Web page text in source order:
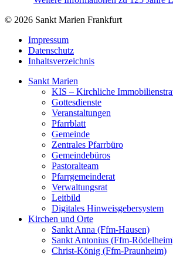
© 2026 Sankt Marien Frankfurt
Impressum
Datenschutz
Inhaltsverzeichnis
Sankt Marien
KIS – Kirchliche
Gottesdienste
Veranstaltungen
Pfarrblatt
Gemeinde
Zentrales Pfarrbüro
Gemeindebüros
Pastoralteam
Pfarrgemeinderat
Verwaltungsrat
Leitbild
Digitales Hinweisgebersystem
Kirchen und Orte
Sankt Anna (Ffm-Hausen)
Sankt Antonius (Ffm-
Christ-König (Ffm-Praunheim)